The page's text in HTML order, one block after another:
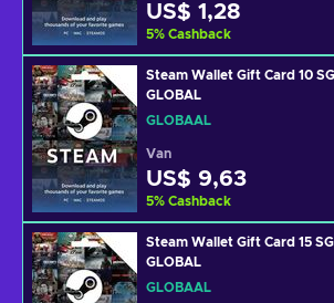
US$ 1,28
5% Cashback
Steam Wallet Gift Card 10
GLOBAL
GLOBAAL
Van
US$ 9,63
5% Cashback
Steam Wallet Gift Card 15
GLOBAL
GLOBAAL